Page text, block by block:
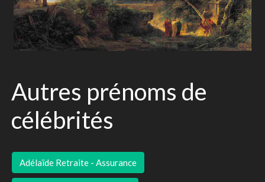
Autres prénoms de
célébrités
Adélaïde Retraite - Assurance